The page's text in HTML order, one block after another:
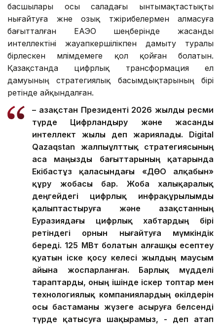
басшылары осы саладағы ынтымақтастықты
нығайтуға және озық тәжірибелермен алмасуға
бағытталған ЕАЭО шеңберінде жасанды
интеллектіні жауапкершілікпен дамыту туралы
бірлескен мәлімдемеге қол қойған болатын.
Қазақстанда цифрлық трансформация ел
дамуының стратегиялық басымдықтарының бірі
ретінде айқындалған.
– Қазақстан Президенті 2026 жылды ресми
түрде Цифрландыру және жасанды
интеллект жылы деп жариялады. Digital
Qazaqstan жалпыұлттық стратегиясының
аса маңызды бағыттарының қатарында
Екібастұз қаласындағы «ДӨО алқабын»
құру жобасы бар. Жоба халықаралық
деңгейдегі цифрлық инфрақұрылымды
қалыптастыруға және Қазақстанның
Еуразиядағы цифрлық хабтардың бірі
ретіндегі орнын нығайтуға мүмкіндік
береді. 125 МВт болатын алғашқы есептеу
қуатын іске қосу келесі жылдың маусым
айына жоспарланған. Барлық мүдделі
тараптарды, оның ішінде іскер топтар мен
технологиялық компаниялардың өкілдерін
осы бастаманы жүзеге асыруға белсенді
түрде қатысуға шақырамыз, - деп атап